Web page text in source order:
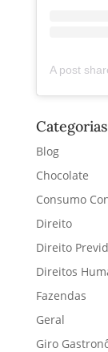
Categorias
Blog
Chocolate
Consumo
Direito
Direito
Direitos
Fazendas
Geral
Giro